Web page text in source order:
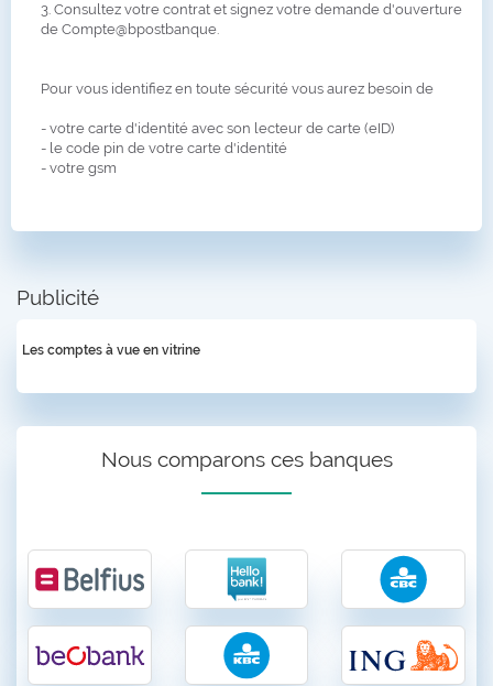
3. Consultez votre contrat et signez votre demande d'ouverture
de Compte@bpostbanque.
Pour vous identifiez en toute sécurité vous aurez besoin de
- votre carte d'identité avec son lecteur de carte (eID)
- le code pin de votre carte d'identité
- votre gsm
Publicité
Les comptes à vue en vitrine
Nous comparons ces banques